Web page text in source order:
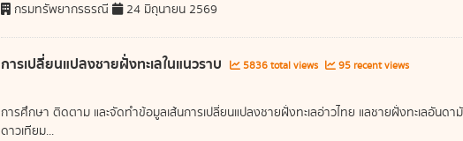
กรมทรัพยากรธรณี 24 มิถุนายน 2569
การเปลี่ยนแปลงชายฝั่งทะเลในแนวราบ 5836 total views 95 recent views
การศึกษา ติดตาม และจัดทำข้อมูลเส้นการเปลี่ยนแปลงชายฝั่งทะเลอ่าวไทย แลชายฝั่งทะเลอัน
ดาวเทียม...